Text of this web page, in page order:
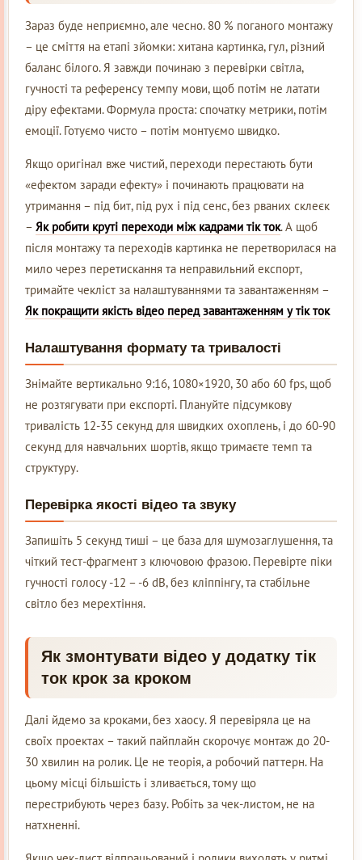
Зараз буде неприємно, але чесно. 80 % поганого монтажу
– це сміття на етапі зйомки: хитана картинка, гул, різний
баланс білого. Я завжди починаю з перевірки світла,
гучності та референсу темпу мови, щоб потім не латати
діру ефектами. Формула проста: спочатку метрики, потім
емоції. Готуємо чисто – потім монтуємо швидко.
Якщо оригінал вже чистий, переходи перестають бути
«ефектом заради ефекту» і починають працювати на
утримання – під бит, під рух і під сенс, без рваних склеєк
– Як робити круті переходи між кадрами тік ток. А щоб
після монтажу та переходів картинка не перетворилася на
мило через перетискання та неправильний експорт,
тримайте чекліст за налаштуваннями та завантаженням –
Як покращити якість відео перед завантаженням у тік ток
Налаштування формату та тривалості
Знімайте вертикально 9:16, 1080×1920, 30 або 60 fps, щоб
не розтягувати при експорті. Плануйте підсумкову
тривалість 12-35 секунд для швидких охоплень, і до 60-90
секунд для навчальних шортів, якщо тримаєте темп та
структуру.
Перевірка якості відео та звуку
Запишіть 5 секунд тиші – це база для шумозаглушення, та
чіткий тест-фрагмент з ключовою фразою. Перевірте піки
гучності голосу -12 – -6 dB, без кліппінгу, та стабільне
світло без мерехтіння.
Як змонтувати відео у додатку тік
ток крок за кроком
Далі йдемо за кроками, без хаосу. Я перевіряла це на
своїх проектах – такий пайплайн скорочує монтаж до 20-
30 хвилин на ролик. Це не теорія, а робочий паттерн. На
цьому місці більшість і зливається, тому що
перестрибують через базу. Робіть за чек-листом, не на
натхненні.